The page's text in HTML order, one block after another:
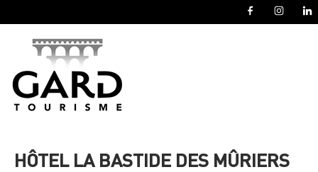
HÔTEL LA BASTIDE DES MÛRIERS